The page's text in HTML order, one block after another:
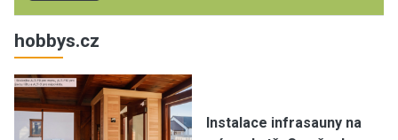
hobbys.cz
Instalace infrasauny na